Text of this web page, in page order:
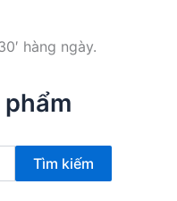
hàng ngày.
Tìm kiếm